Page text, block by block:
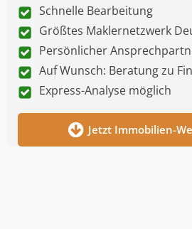
Schnelle Bearbeitung
Größtes Maklernetzwerk
Persönlicher
Auf Wunsch: Beratung zu
Express-Analyse möglich
Jetzt Immobilien-